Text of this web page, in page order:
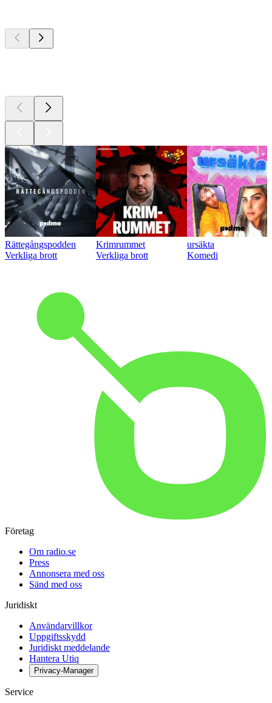
Rättegångspodden
Verkliga brott
Krimrummet
Verkliga brott
ursäkta
Komedi
Företag
Om radio.se
Press
Annonsera med oss
Sänd med oss
Juridiskt
Användarvillkor
Uppgiftsskydd
Juridiskt meddelande
Hantera Utiq
Privacy-Manager
Service